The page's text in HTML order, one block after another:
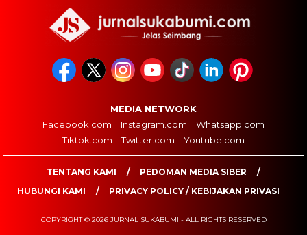
MEDIA NETWORK
Facebook.com
Instagram.com
Whatsapp.com
Tiktok.com
Twitter.com Youtube.com
TENTANG KAMI
PEDOMAN MEDIA SIBER
HUBUNGI KAMI
PRIVACY POLICY / KEBIJAKAN PRIVASI
COPYRIGHT © 2026 JURNAL SUKABUMI - ALL RIGHTS RESERVED